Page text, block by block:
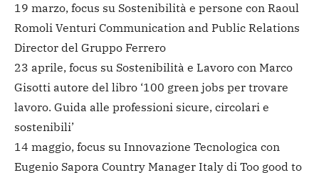
19 marzo, focus su Sostenibilità e persone con Raoul
Romoli Venturi Communication and Public Relations
Director del Gruppo Ferrero
23 aprile, focus su Sostenibilità e Lavoro con Marco
Gisotti autore del libro ‘100 green jobs per trovare
lavoro. Guida alle professioni sicure, circolari e
sostenibili’
14 maggio, focus su Innovazione Tecnologica con
Eugenio Sapora Country Manager Italy di Too good to